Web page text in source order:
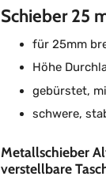
Schieber 25
für 25mm
Höhe
gebürstet,
schwere,
Metallschieber
verstellbare